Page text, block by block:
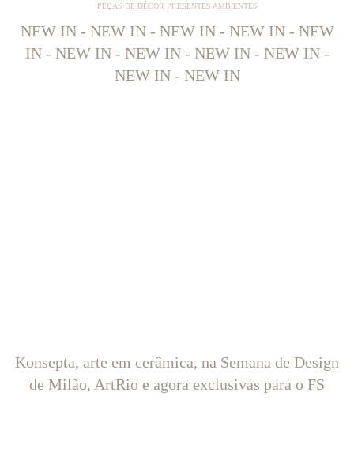
PEÇAS DE DÉCOR PRESENTES AMBIENTES
NEW IN - NEW IN - NEW IN - NEW IN - NEW
IN - NEW IN - NEW IN - NEW IN - NEW IN -
NEW IN - NEW IN
Konsepta, arte em cerâmica, na Semana de Design
de Milão, ArtRio e agora exclusivas para o FS